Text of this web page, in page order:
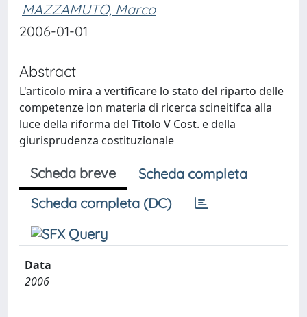
MAZZAMUTO, Marco
2006-01-01
Abstract
L'articolo mira a vertificare lo stato del riparto delle
competenze ion materia di ricerca scineitifca alla
luce della riforma del Titolo V Cost. e della
giurisprudenza costituzionale
Scheda breve
Scheda completa
Scheda completa (DC)
Data
2006